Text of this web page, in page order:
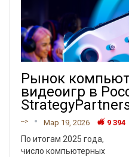
Рынок
видеоигр в
--> Мар 19, 2026 9 394
По итогам 2025 года,
число компьютерных